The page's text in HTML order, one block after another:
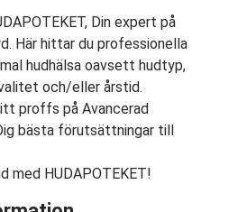
Din expert på
Här hittar du professionella
hudhälsa oavsett hudtyp,
och/eller årstid.
proffs på Avancerad
bästa förutsättningar till
med HUDAPOTEKET!